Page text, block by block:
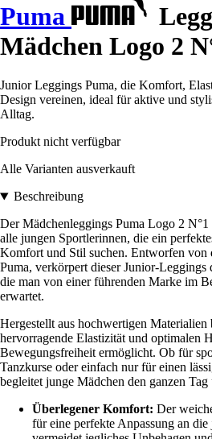
Puma
Mädchen Logo 2
Junior Leggings Puma, die Komfort,
Design vereinen, ideal für aktive und
Alltag.
Produkt nicht verfügbar
Alle Varianten ausverkauft
Beschreibung
Der Mädchenleggings Puma Logo 2
alle jungen Sportlerinnen, die ein
Komfort und Stil suchen. Entworfen von
Puma, verkörpert dieser Junior-Leggings
die man von einer führenden Marke im
erwartet.
Hergestellt aus hochwertigen Materialien
hervorragende Elastizität und optimalen
Bewegungsfreiheit ermöglicht. Ob für
Tanzkurse oder einfach nur für einen
begleitet junge Mädchen den ganzen
Überlegener Komfort: Der
für eine perfekte Anpassung an